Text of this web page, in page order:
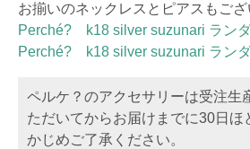
お揃いのネックレスとピアスもござ
Perché? k18 silver suzunari ラン
Perché? k18 silver suzunari ラン
ペルケ？のアクセサリーは受注生
ただいてからお届けまでに30日ほ
かじめご了承ください。